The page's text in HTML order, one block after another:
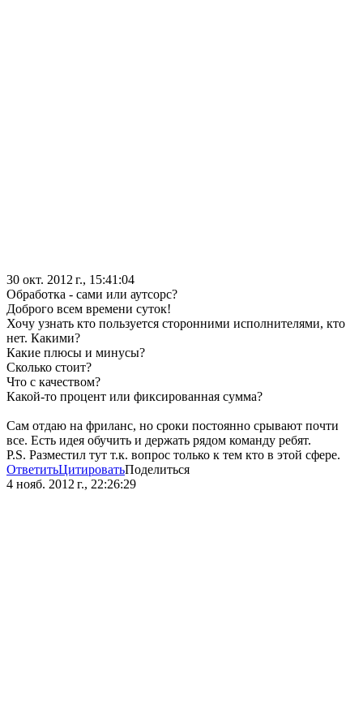
30 окт. 2012 г., 15:41:04
Обработка - сами или аутсорс?
Доброго всем времени суток!
Хочу узнать кто пользуется сторонними исполнителями, кто
нет. Какими?
Какие плюсы и минусы?
Сколько стоит?
Что с качеством?
Какой-то процент или фиксированная сумма?
Сам отдаю на фриланс, но сроки постоянно срывают почти
все. Есть идея обучить и держать рядом команду ребят.
P.S. Разместил тут т.к. вопрос только к тем кто в этой сфере.
ОтветитьЦитироватьПоделиться
4 нояб. 2012 г., 22:26:29